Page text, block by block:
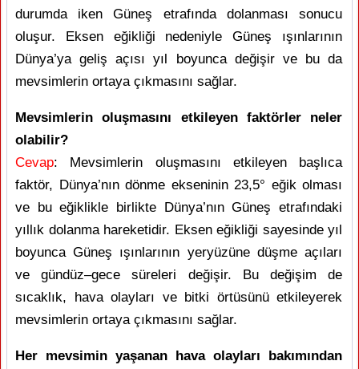
durumda iken Güneş etrafında dolanması sonucu
oluşur. Eksen eğikliği nedeniyle Güneş ışınlarının
Dünya’ya geliş açısı yıl boyunca değişir ve bu da
mevsimlerin ortaya çıkmasını sağlar.
Mevsimlerin oluşmasını etkileyen faktörler neler
olabilir?
Cevap: Mevsimlerin oluşmasını etkileyen başlıca
faktör, Dünya’nın dönme ekseninin 23,5° eğik olması
ve bu eğiklikle birlikte Dünya’nın Güneş etrafındaki
yıllık dolanma hareketidir. Eksen eğikliği sayesinde yıl
boyunca Güneş ışınlarının yeryüzüne düşme açıları
ve gündüz–gece süreleri değişir. Bu değişim de
sıcaklık, hava olayları ve bitki örtüsünü etkileyerek
mevsimlerin ortaya çıkmasını sağlar.
Her mevsimin yaşanan hava olayları bakımından